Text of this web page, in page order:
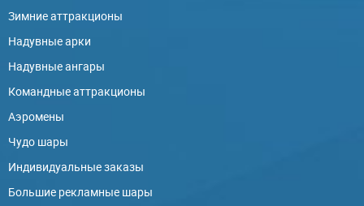
Зимние аттракционы
Надувные арки
Надувные ангары
Командные аттракционы
Аэромены
Чудо шары
Индивидуальные заказы
Большие рекламные шары